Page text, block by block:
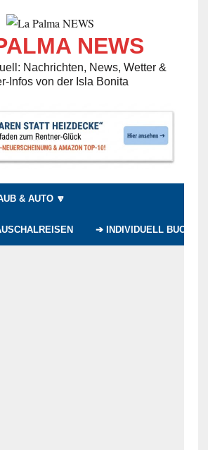
NEWS
Nachrichten, News, Wetter &
Infos von der Isla Bonita
& AUTO 🔽
➔ INDIVIDUELL BUCHEN